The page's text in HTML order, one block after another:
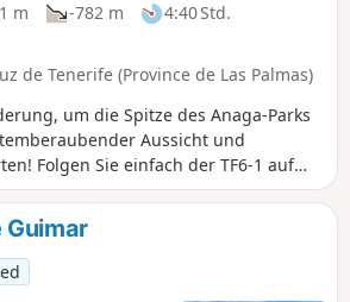
m -782 m
4:40 Std.
de Tenerife (Province de Las Palmas)
um die Spitze des Anaga-Parks
Aussicht und
1 auf
TF6 auf dem Rückweg. Zögern Sie
Sicht vom Weg zu entfernen,
Vorsicht bei sehr
Regen, diese Wanderung sollte